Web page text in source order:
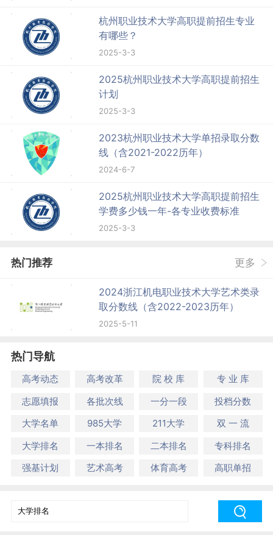
杭州职业技术大学高职提前招生专业
有哪些？
2025-3-3
2025杭州职业技术大学高职提前招生
计划
2025-3-3
2023杭州职业技术大学单招录取分数
线（含2021-2022历年）
2024-6-7
2025杭州职业技术大学高职提前招生
学费多少钱一年-各专业收费标准
2025-3-3
热门推荐 更多
2024浙江机电职业技术大学艺术类录
取分数线（含2022-2023历年）
2025-5-11
热门导航
高考动态 高考改革 院 校 库
专 业 库
志愿填报
各批次线 一分一段
投档分数
大学名单
985大学 211大学
双 一 流
大学排名
一本排名 二本排名
专科排名
强基计划
艺术高考 体育高考 高职单招